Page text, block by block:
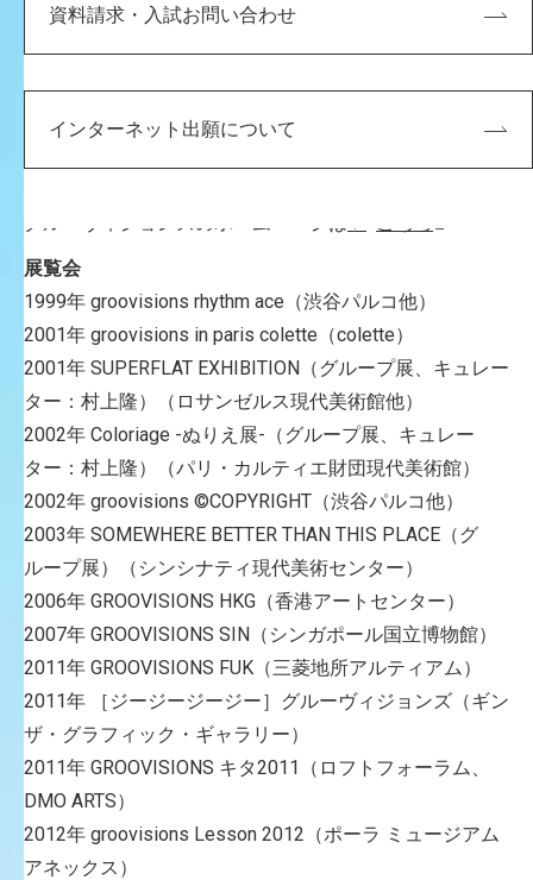
資料請求・入試お問い合わせ
インターネット出願について
また、設立当初にchappieというキャラクターをデザイ
キャラクターを務めたりと様々な分野で活動している。
（グルーヴィジョンズサイトより抜粋）
展覧会
1999年 groovisions rhythm ace（渋谷パルコ他）
2001年 groovisions in paris colette（colette）
2001年 SUPERFLAT EXHIBITION（グループ展、キュレー
ター：村上隆）（ロサンゼルス現代美術館他）
2002年 Coloriage -ぬりえ展-（グループ展、キュレー
ター：村上隆）（パリ・カルティエ財団現代美術館）
2002年 groovisions ©COPYRIGHT（渋谷パルコ他）
2003年 SOMEWHERE BETTER THAN THIS PLACE（グ
ループ展）（シンシナティ現代美術センター）
2006年 GROOVISIONS HKG（香港アートセンター）
2007年 GROOVISIONS SIN（シンガポール国立博物館）
2011年 GROOVISIONS FUK（三菱地所アルティアム）
2011年 ［ジージージージー］グルーヴィジョンズ（ギン
ザ・グラフィック・ギャラリー）
2011年 GROOVISIONS キタ2011（ロフトフォーラム、
DMO ARTS）
2012年 groovisions Lesson 2012（ポーラ ミュージアム
アネックス）